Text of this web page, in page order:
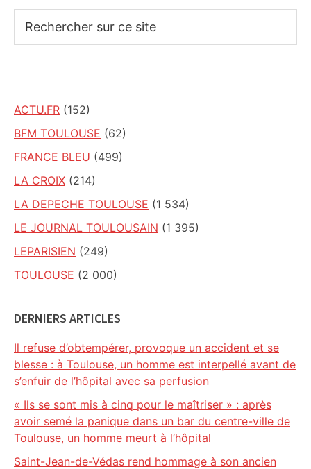
sur
ACTU.FR (152)
BFM TOULOUSE (62)
FRANCE BLEU (499)
LA CROIX (214)
LA DEPECHE TOULOUSE (1 534)
LE JOURNAL TOULOUSAIN (1 395)
LEPARISIEN (249)
TOULOUSE (2 000)
DERNIERS ARTICLES
Il refuse d’obtempérer, provoque un accident et se
blesse : à Toulouse, un homme est interpellé avant de
s’enfuir de l’hôpital avec sa perfusion
« Ils se sont mis à cinq pour le maîtriser » : après
avoir semé la panique dans un bar du centre-ville de
Toulouse, un homme meurt à l’hôpital
Saint-Jean-de-Védas rend hommage à son ancien